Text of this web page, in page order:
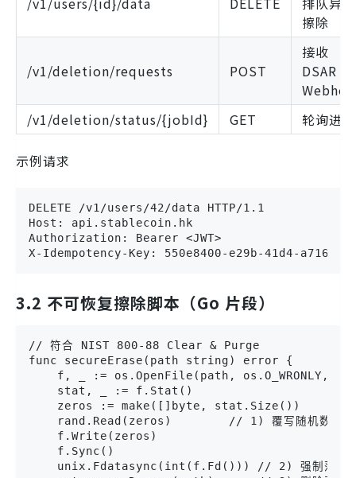
擦除
/v1/deletion/requests POST
接收
DSAR
/v1/deletion/status/{jobId}
GET 轮询进度
示例请求
DELETE /v1/users/42/data HTTP/1.1
Host: api.stablecoin.hk
Authorization: Bearer <JWT>
X-Idempotency-Key: 550e8400-e29b-41d4-a716-
3.2 不可恢复擦除脚本（Go 片段）
// 符合 NIST 800-88 Clear & Purge
func secureErase(path string) error {
f, _ := os.OpenFile(path, os.O_WRONLY,
    stat, _ := f.Stat()
    zeros := make([]byte, stat.Size())
    rand.Read(zeros)        // 1) 覆写随机数
    f.Write(zeros)
    f.Sync()
    unix.Fdatasync(int(f.Fd())) // 2) 强制落盘